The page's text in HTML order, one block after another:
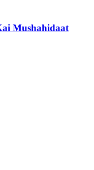
Mushahidaat